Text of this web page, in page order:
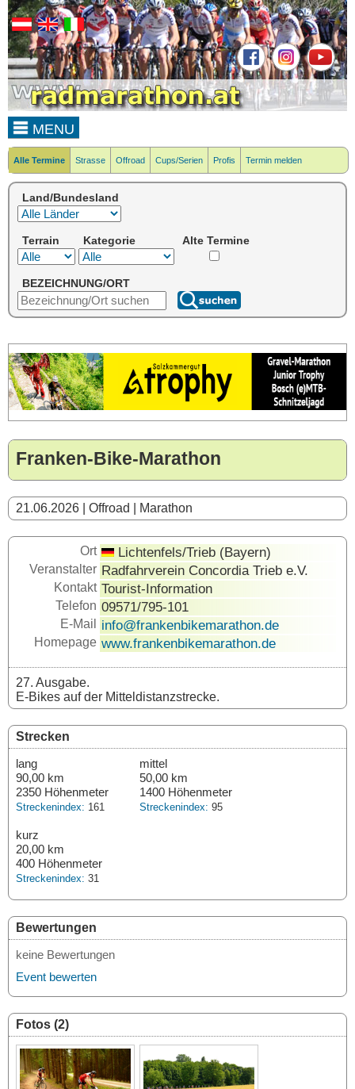
MENU
Alle Termine Strasse Offroad Cups/Serien Profis Termin melden
Land/Bundesland
Terrain Kategorie Alte Termine
BEZEICHNUNG/ORT
Franken-Bike-Marathon
21.06.2026 | Offroad | Marathon
Ort Lichtenfels/Trieb (Bayern)
Veranstalter Radfahrverein Concordia Trieb e.V.
Kontakt Tourist-Information
Telefon 09571/795-101
E-Mail info@frankenbikemarathon.de
Homepage www.frankenbikemarathon.de
27. Ausgabe.
E-Bikes auf der Mitteldistanzstrecke.
Strecken
lang
90,00 km
2350 Höhenmeter
Streckenindex: 161
mittel
50,00 km
1400 Höhenmeter
Streckenindex: 95
kurz
20,00 km
400 Höhenmeter
Streckenindex: 31
Bewertungen
keine Bewertungen
Event bewerten
Fotos (2)